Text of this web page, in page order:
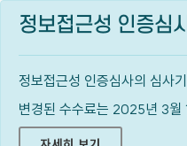
정보접근성 인증심
정보접근성 인증심사의 심사
변경된 수수료는 2025년 3월